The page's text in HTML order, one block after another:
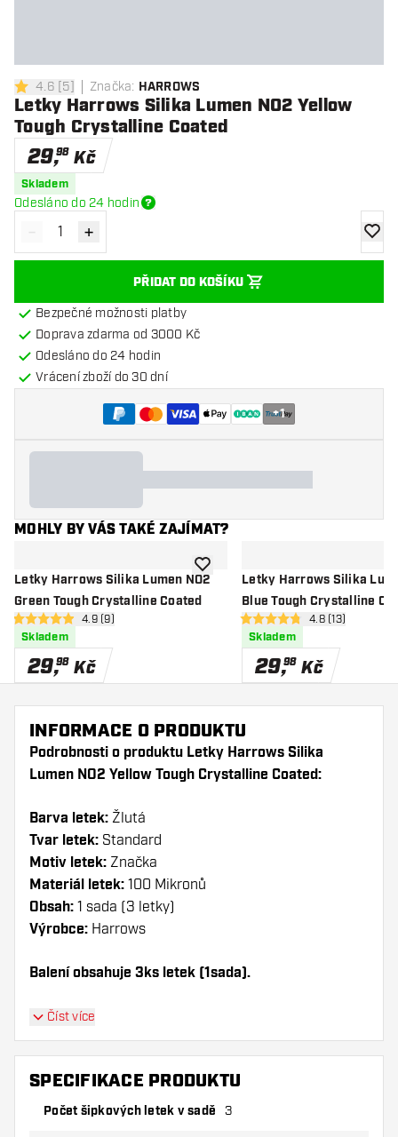
4.6 hodnoticí hvězdičky
4.6 [5] Značka: HARROWS
Letky Harrows Silika Lumen NO2 Yellow
Tough Crystalline Coated
29,98 Kč
Skladem
Odesláno do 24 hodin
Snížit množství
- Zvýšit množství
+
PŘIDAT DO KOŠÍKU
Bezpečné možnosti platby
Doprava zdarma od 3000 Kč
Odesláno do 24 hodin
Vrácení zboží do 30 dní
+1
MOHLY BY VÁS TAKÉ ZAJÍMAT?
Letky Harrows Silika Lumen NO2
Green Tough Crystalline Coated
otevřít panel recenzí
4.9 hodnoticí hvězdičky
4.9 (9)
Skladem
29,98 Kč
Přidat do seznamu přání
Letky Harrows Silika
Blue Tough Crystalline
otevřít panel
4.8 hodnoticí hvězdičky
4.8 (13)
Skladem
29,98 Kč
INFORMACE O PRODUKTU
Podrobnosti o produktu Letky Harrows Silika
Lumen NO2 Yellow Tough Crystalline Coated:
Barva letek: Žlutá
Tvar letek: Standard
Motiv letek: Značka
Materiál letek: 100 Mikronů
Obsah: 1 sada (3 letky)
Výrobce: Harrows
Balení obsahuje 3ks letek (1sada).
Dartshopper tip!
Ujistěte se, že máte po ruce dostatek letky a
násadky. Ty se mohou používáním poškodit
Číst více
SPECIFIKACE PRODUKTU
Počet šipkových letek v sadě 3